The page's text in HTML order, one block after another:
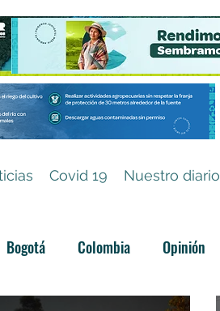
Covid 19 Nuestro diario
Bogotá Colombia Opinión